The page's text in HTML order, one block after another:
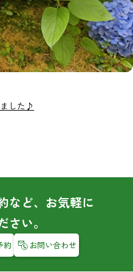
した♪
など、お気軽に
さい。
約 お問い合わせ